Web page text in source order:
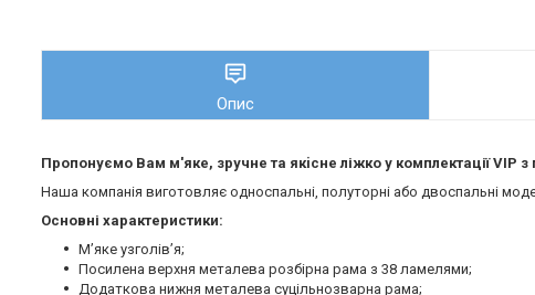
Опис
Пропонуємо Вам м'яке, зручне та якiсне ліжко у комплектації VIP з
Наша компанія виготовляє односпальні, полуторні або двоспальні
Основні характеристики:
М’яке узголів’я;
Посилена верхня металева розбірна рама з 38 ламелями;
Додаткова нижня металева суцільнозварна рама;